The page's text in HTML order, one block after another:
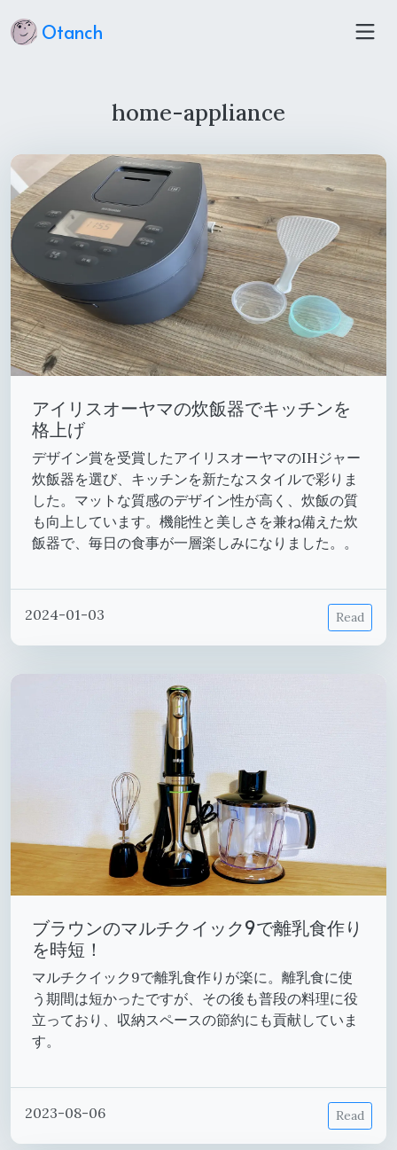
Otanch
home-appliance
アイリスオーヤマの炊飯器でキッチンを
格上げ
デザイン賞を受賞したアイリスオーヤマのIHジャー
炊飯器を選び、キッチンを新たなスタイルで彩りま
した。マットな質感のデザイン性が高く、炊飯の質
も向上しています。機能性と美しさを兼ね備えた炊
飯器で、毎日の食事が一層楽しみになりました。。
2024-01-03 Read
ブラウンのマルチクイック9で離乳食作り
を時短！
マルチクイック9で離乳食作りが楽に。離乳食に使
う期間は短かったですが、その後も普段の料理に役
立っており、収納スペースの節約にも貢献していま
す。
2023-08-06 Read